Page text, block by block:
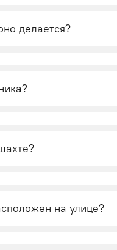
делается?
на улице?